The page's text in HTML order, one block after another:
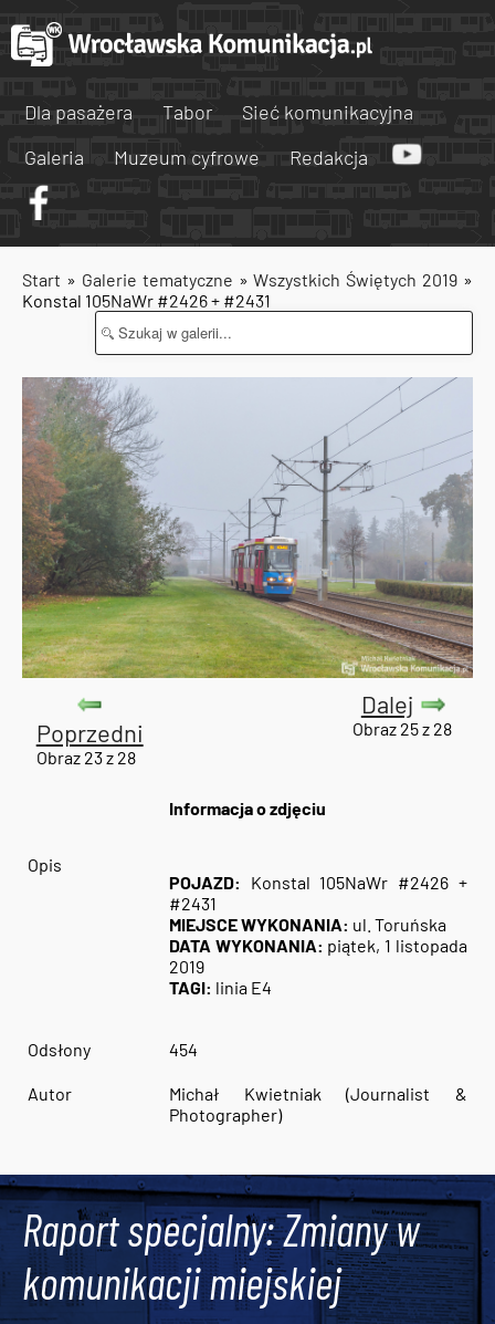
Dla pasażera Tabor
Sieć komunikacyjna
Galeria
Muzeum cyfrowe Redakcja
Start » Galerie tematyczne »Wszystkich Świętych 2019 »
Konstal 105NaWr #2426 + #2431
Poprzedni
Obraz 23 z 28
Dalej
Obraz 25 z 28
Informacja o zdjęciu
Opis
POJAZD: Konstal 105NaWr #2426 +
#2431
MIEJSCE WYKONANIA: ul. Toruńska
DATA WYKONANIA: piątek, 1 listopada
2019
TAGI: linia E4
Odsłony 454
Autor
Michał Kwietniak (Journalist &
Photographer)
Raport specjalny: Zmiany w
komunikacji miejskiej